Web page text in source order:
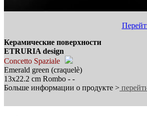
Керамические поверхности
ETRURIA design
Concetto Spaziale
Emerald green (craquelè)
13x22.2 cm Rombo - -
Больше информации о продукте >